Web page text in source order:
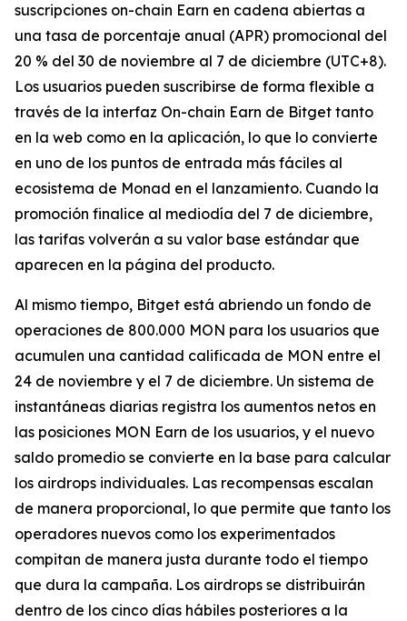
suscripciones on-chain Earn en cadena abiertas a
una tasa de porcentaje anual (APR) promocional del
20 % del 30 de noviembre al 7 de diciembre (UTC+8).
Los usuarios pueden suscribirse de forma flexible a
través de la interfaz On-chain Earn de Bitget tanto
en la web como en la aplicación, lo que lo convierte
en uno de los puntos de entrada más fáciles al
ecosistema de Monad en el lanzamiento. Cuando la
promoción finalice al mediodía del 7 de diciembre,
las tarifas volverán a su valor base estándar que
aparecen en la página del producto.
Al mismo tiempo, Bitget está abriendo un fondo de
operaciones de 800.000 MON para los usuarios que
acumulen una cantidad calificada de MON entre el
24 de noviembre y el 7 de diciembre. Un sistema de
instantáneas diarias registra los aumentos netos en
las posiciones MON Earn de los usuarios, y el nuevo
saldo promedio se convierte en la base para calcular
los airdrops individuales. Las recompensas escalan
de manera proporcional, lo que permite que tanto los
operadores nuevos como los experimentados
compitan de manera justa durante todo el tiempo
que dura la campaña. Los airdrops se distribuirán
dentro de los cinco días hábiles posteriores a la